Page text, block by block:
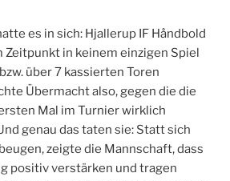
es in sich: Hjallerup IF Håndbold
Zeitpunkt in keinem einzigen Spiel
über 7 kassierten Toren
Übermacht also, gegen die die
Mal im Turnier wirklich
genau das taten sie: Statt sich
zeigte die Mannschaft, dass
positiv verstärken und tragen